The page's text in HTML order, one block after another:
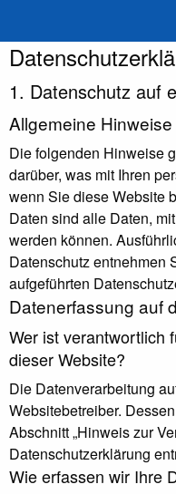
1. Datenschutz auf
Allgemeine Hinweise
Die folgenden Hinweise
darüber, was mit Ihren
wenn Sie diese Website
Daten sind alle Daten,
werden können.
Datenschutz entnehmen
aufgeführten
Datenerfassung auf
Wer ist verantwortlich
dieser Website?
Die Datenverarbeitung
Websitebetreiber.
Abschnitt „Hinweis zur
Datenschutzerklärung
Wie erfassen wir Ihre